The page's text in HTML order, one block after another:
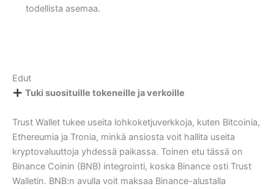
todellista asemaa.
Edut
Tuki suosituille tokeneille ja verkoille
Trust Wallet tukee useita lohkoketjuverkkoja, kuten Bitcoinia,
Ethereumia ja Tronia, minkä ansiosta voit hallita useita
kryptovaluuttoja yhdessä paikassa. Toinen etu tässä on
Binance Coinin (BNB) integrointi, koska Binance osti Trust
Walletin. BNB:n avulla voit maksaa Binance-alustalla